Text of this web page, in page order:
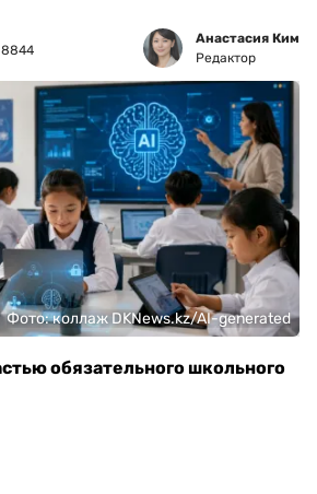
8844
Анастасия Ким
Редактор
Фото: коллаж DKNews.kz/AI-generated
обязательного школьного